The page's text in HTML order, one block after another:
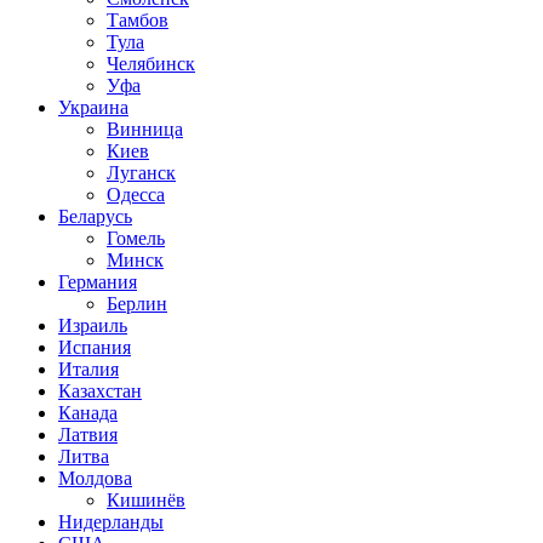
Тамбов
Тула
Челябинск
Уфа
Украина
Винница
Киев
Луганск
Одесса
Беларусь
Гомель
Минск
Германия
Берлин
Израиль
Испания
Италия
Казахстан
Канада
Латвия
Литва
Молдова
Кишинёв
Нидерланды